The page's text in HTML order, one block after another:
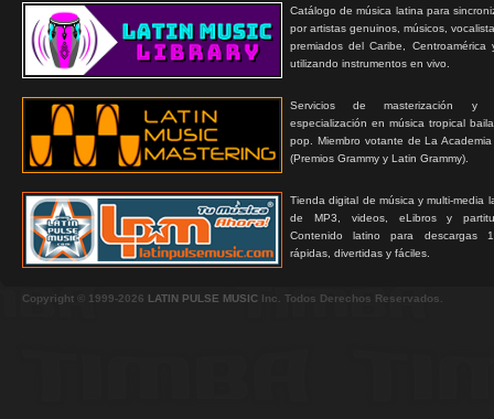
Catálogo de música latina para
por artistas genuinos, músicos,
premiados del Caribe, Centroamérica
utilizando instrumentos en vivo.
Servicios de masterización y
especialización en música tropical
pop. Miembro votante de La
(Premios Grammy y Latin Grammy).
Tienda digital de música y multi-media
de MP3, videos, eLibros y
Contenido latino para descargas
rápidas, divertidas y fáciles.
Copyright © 1999-2026 LATIN PULSE MUSIC Inc. Todos Derechos Reservados.